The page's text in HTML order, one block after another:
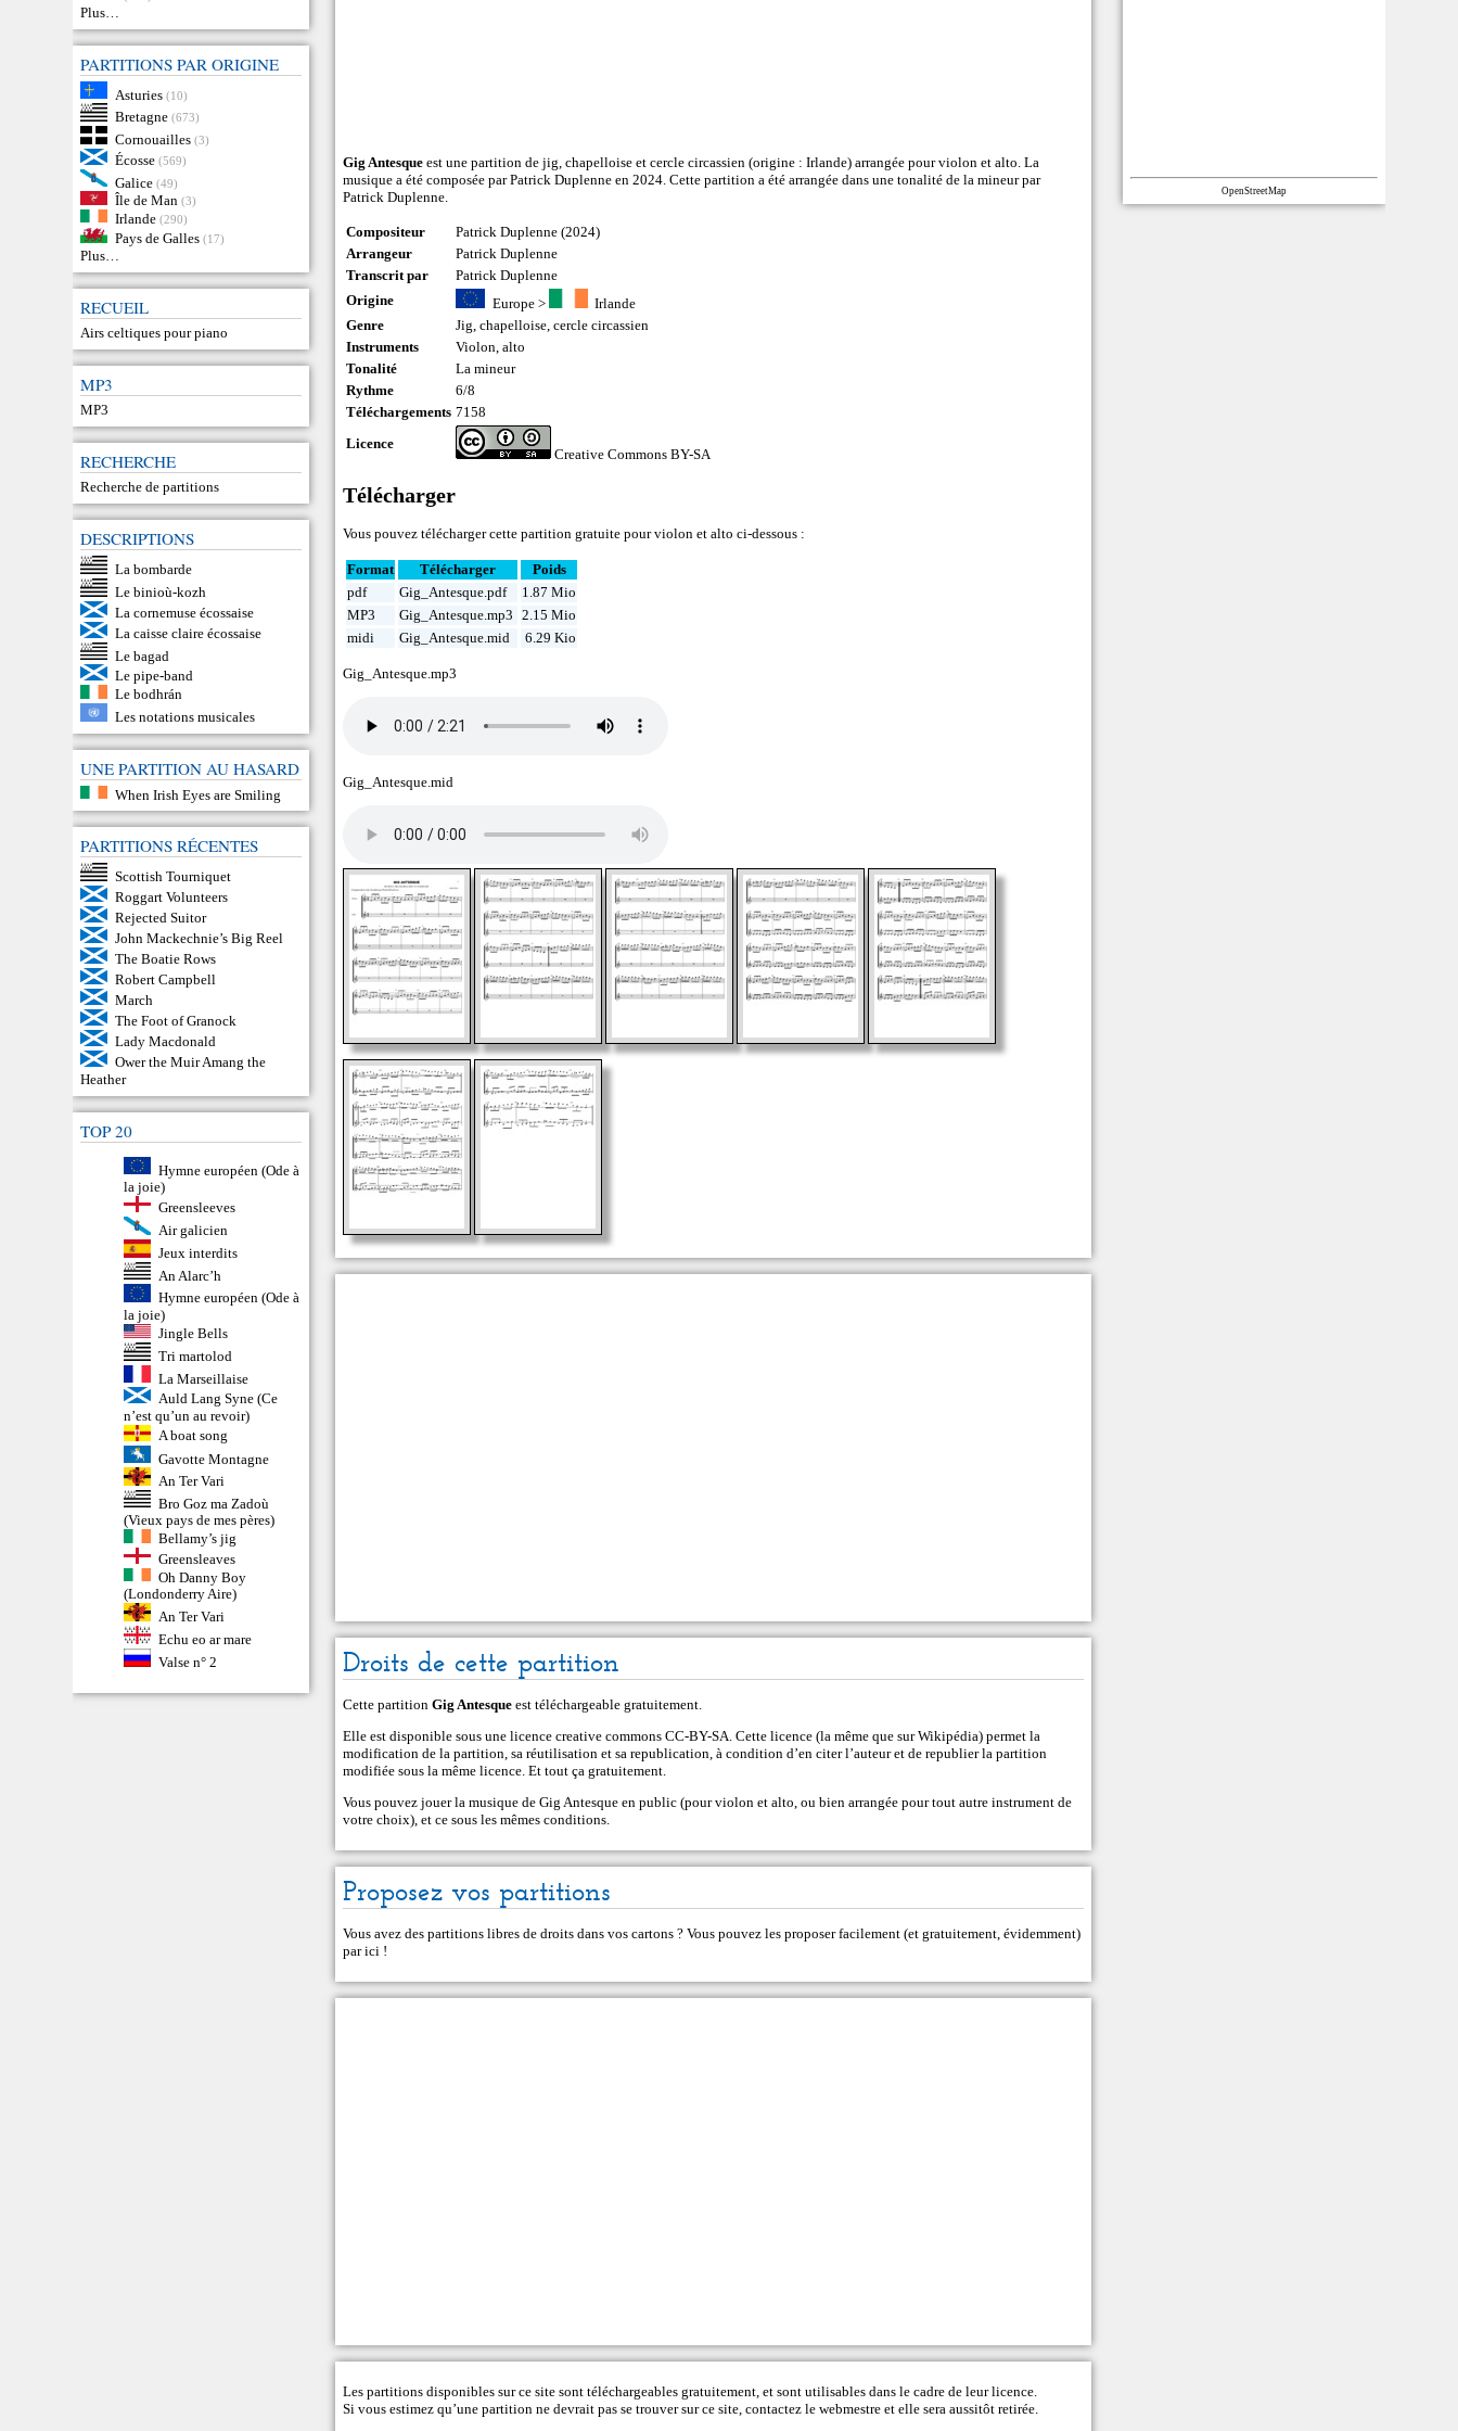
Plus…
PARTITIONS PAR ORIGINE
Asturies (10)
Bretagne (673)
Cornouailles (3)
Écosse (569)
Galice (49)
Île de Man (3)
Irlande (290)
Pays de Galles (17)
Plus…
RECUEIL
Airs celtiques pour piano
MP3
MP3
RECHERCHE
Recherche de partitions
DESCRIPTIONS
La bombarde
Le binioù-kozh
La cornemuse écossaise
La caisse claire écossaise
Le bagad
Le pipe-band
Le bodhrán
Les notations musicales
UNE PARTITION AU HASARD
When Irish Eyes are Smiling
PARTITIONS RÉCENTES
Scottish Tourniquet
Roggart Volunteers
Rejected Suitor
John Mackechnie’s Big Reel
The Boatie Rows
Robert Campbell
March
The Foot of Granock
Lady Macdonald
Ower the Muir Amang the
Heather
TOP 20
Hymne européen (Ode à
la joie)
Greensleeves
Air galicien
Jeux interdits
An Alarc’h
Hymne européen (Ode à
la joie)
Jingle Bells
Tri martolod
La Marseillaise
Auld Lang Syne (Ce
n’est qu’un au revoir)
A boat song
Gavotte Montagne
An Ter Vari
Bro Goz ma Zadoù
(Vieux pays de mes pères)
Bellamy’s jig
Greensleaves
Oh Danny Boy
(Londonderry Aire)
An Ter Vari
Echu eo ar mare
Valse n° 2
Gig Antesque est une partition de jig, chapelloise et cercle circassien (origine : Irlande) arrangée pour violon et alto. La
musique a été composée par Patrick Duplenne en 2024. Cette partition a été arrangée dans une tonalité de la mineur par
Patrick Duplenne.
Compositeur
Patrick Duplenne (2024)
Arrangeur
Patrick Duplenne
Transcrit par
Patrick Duplenne
Origine
Europe>
Irlande
Genre
Jig ,chapelloise ,cercle circassien
Instruments
Violon ,alto
Tonalité
La mineur
Rythme
6/8
Téléchargements 7158
Licence
Creative Commons BY-SA
Télécharger
Vous pouvez télécharger cette partition gratuite pour violon et alto ci-dessous :
Format Télécharger
Poids
pdf
Gig_Antesque.pdf
1.87 Mio
MP3
Gig_Antesque.mp3
2.15 Mio
midi
Gig_Antesque.mid 6.29 Kio
Gig_Antesque.mp3
Gig_Antesque.mid
Droits de cette partition
Cette partitionGig Antesque est téléchargeable gratuitement.
Elle est disponible sous une licence creative commons CC-BY-SA. Cette licence (la même que sur Wikipédia) permet la
modification de la partition, sa réutilisation et sa republication, à condition d’en citer l’auteur et de republier la partition
modifiée sous la même licence. Et tout ça gratuitement.
Vous pouvez jouer la musique de Gig Antesque en public (pour violon et alto, ou bien arrangée pour tout autre instrument de
votre choix), et ce sous les mêmes conditions.
Proposez vos partitions
Vous avez des partitions libres de droits dans vos cartons ? Vous pouvez les proposer facilement (et gratuitement, évidemment)
par ici !
Les partitions disponibles sur ce site sont téléchargeables gratuitement, et sont utilisables dans le cadre de leur licence.
Si vous estimez qu’une partition ne devrait pas se trouver sur ce site, contactez lewebmestre et elle sera aussitôt retirée.
OpenStreetMap